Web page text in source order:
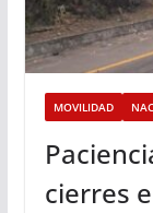
MOVILIDAD
cierres